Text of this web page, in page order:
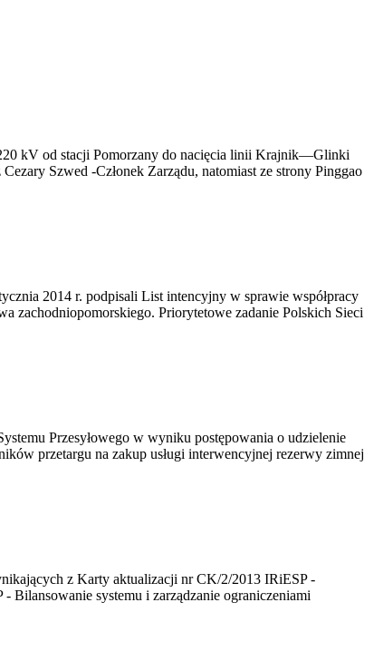
kV od stacji Pomorzany do nacięcia linii Krajnik—Glinki
Szwed -Członek Zarządu, natomiast ze strony Pinggao
2014 r. podpisali List intencyjny w sprawie współpracy
zachodniopomorskiego. Priorytetowe zadanie Polskich Sieci
Przesyłowego w wyniku postępowania o udzielenie
przetargu na zakup usługi interwencyjnej rezerwy zimnej
z Karty aktualizacji nr CK/2/2013 IRiESP -
systemu i zarządzanie ograniczeniami